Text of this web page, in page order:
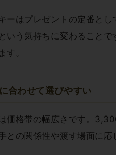
ーはプレゼントの定番と
いう気持ちに変わること
す。
合わせて選びやすい
価格帯の幅広さです。
との関係性や渡す場面に